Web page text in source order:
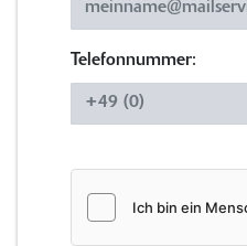
Telefonnummer: